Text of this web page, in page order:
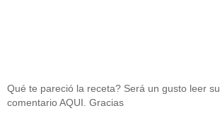
Qué te pareció la receta? Será un gusto leer su
comentario AQUI. Gracias